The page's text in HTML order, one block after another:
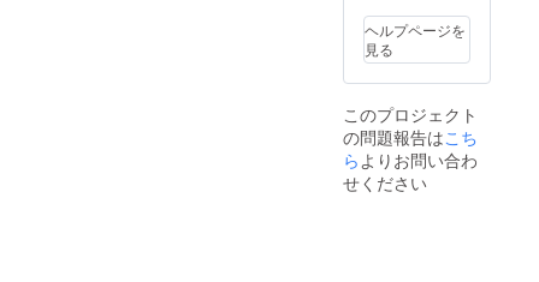
ヘルプページを
見る
このプロジェクト
の問題報告はこち
らよりお問い合わ
せください